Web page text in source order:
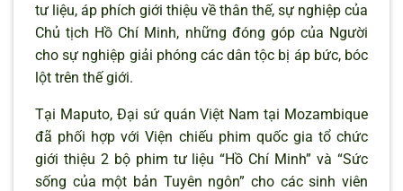
tư liệu, áp phích giới thiệu về thân thế, sự nghiệp của
Chủ tịch Hồ Chí Minh, những đóng góp của Người
cho sự nghiệp giải phóng các dân tộc bị áp bức, bóc
lột trên thế giới.
Tại Maputo, Đại sứ quán Việt Nam tại Mozambique
đã phối hợp với Viện chiếu phim quốc gia tổ chức
giới thiệu 2 bộ phim tư liệu “Hồ Chí Minh” và “Sức
sống của một bản Tuyên ngôn” cho các sinh viên